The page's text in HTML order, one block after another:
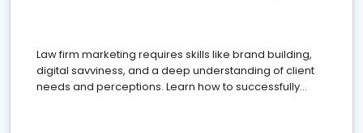
Law firm marketing requires skills like brand building,
digital savviness, and a deep understanding of client
needs and perceptions. Learn how to successfully